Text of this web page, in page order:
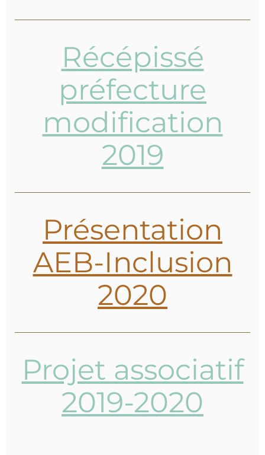
Récépissé
préfecture
modification
2019
Présentation
AEB-Inclusion
2020
Projet associatif
2019-2020